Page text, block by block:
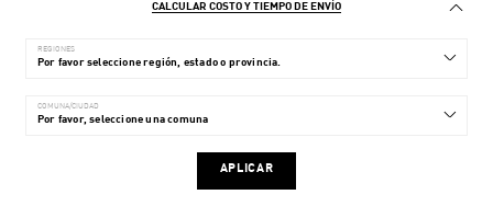
CALCULAR COSTO Y TIEMPO DE ENVÍO
REGIONES
COMUNA/CIUDAD
APLICAR